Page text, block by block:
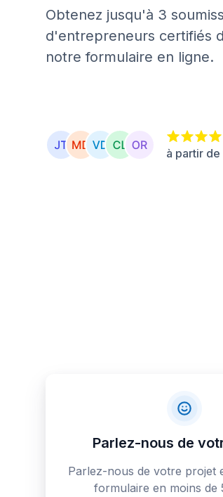
Obtenez jusqu'à 3
d'entrepreneurs certifiés
notre formulaire en ligne.
à partir
Parlez-nous de
Parlez-nous de votre projet
formulaire en moins de